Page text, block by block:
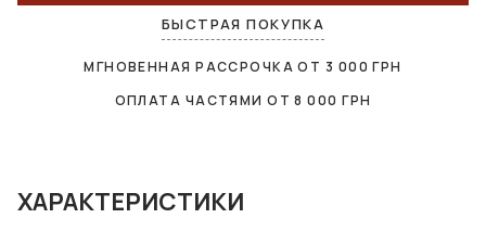
БЫСТРАЯ ПОКУПКА
МГНОВЕННАЯ РАССРОЧКА ОТ 3 000 ГРН
ОПЛАТА ЧАСТЯМИ ОТ8 000 ГРН
ХАРАКТЕРИСТИКИ